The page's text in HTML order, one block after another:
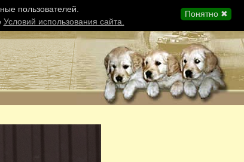
Понятно ✖
пользователей.
Условий использования сайта.